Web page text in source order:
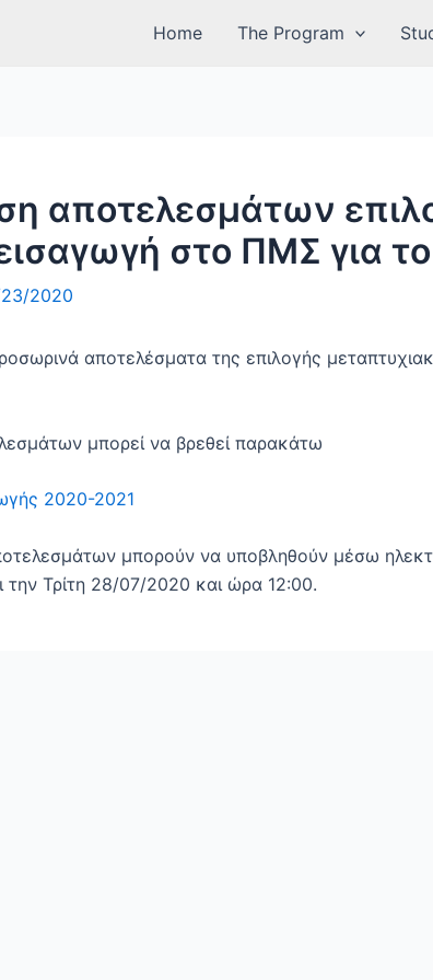
Home The Program
αποτελεσμάτων
στο ΠΜΣ για
2020
αποτελέσματα της επιλογής
μπορεί να βρεθεί παρακάτω
2020-2021
μπορούν να υποβληθούν μέσω
την Τρίτη 28/07/2020 και ώρα 12:00.